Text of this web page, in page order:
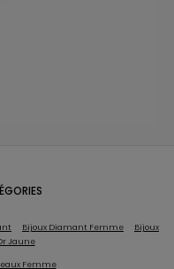
Bijoux Diamant Femme
Bijoux
Jaune
Femme